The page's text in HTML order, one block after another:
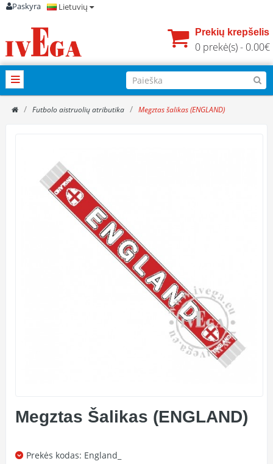
Paskyra Lietuvių
Prekių krepšelis
0 prekė(s) - 0.00€
Futbolo aistruolių atributika Megztas šalikas (ENGLAND)
Megztas Šalikas (ENGLAND)
Prekės kodas: England_